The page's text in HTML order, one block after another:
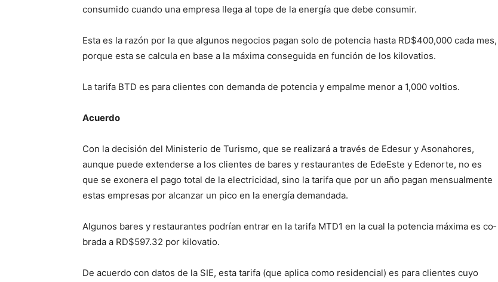
consumido cuan­do una empresa llega al tope de la energía que de­be consumir.
Esta es la razón por la que algunos negocios pa­gan solo de potencia has­ta RD$400,000 cada mes,
porque esta se calcula en base a la máxima conse­guida en función de los kilovatios.
La tarifa BTD es para clientes con demanda de potencia y empalme menor a 1,000 voltios.
Acuerdo
Con la decisión del Minis­terio de Turismo, que se realizará a través de Edes­ur y Asonahores,
aunque puede extenderse a los clientes de bares y restau­rantes de EdeEste y Ede­norte, no es
que se exonera el pago total de la electrici­dad, sino la tarifa que por un año pagan mensual­mente
estas empresas por alcanzar un pico en la energía demandada.
Algunos bares y restau­rantes podrían entrar en la tarifa MTD1 en la cual la potencia máxima es co­
brada a RD$597.32 por ki­lovatio.
De acuerdo con datos de la SIE, esta tarifa (que aplica como residencial) es para clientes cuyo